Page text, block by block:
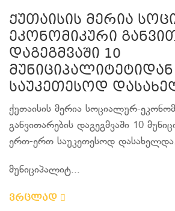
ქუთაისის მერია
ეკონომიკური
დაგეგმვაში 10
საუკეთესოდ
ქუთაისის მერია სოციალურ-
განვითარების დაგეგმვაში 10
ერთ-ერთ საუკეთესოდ
მუნიციპალიტ...
ვრცლად